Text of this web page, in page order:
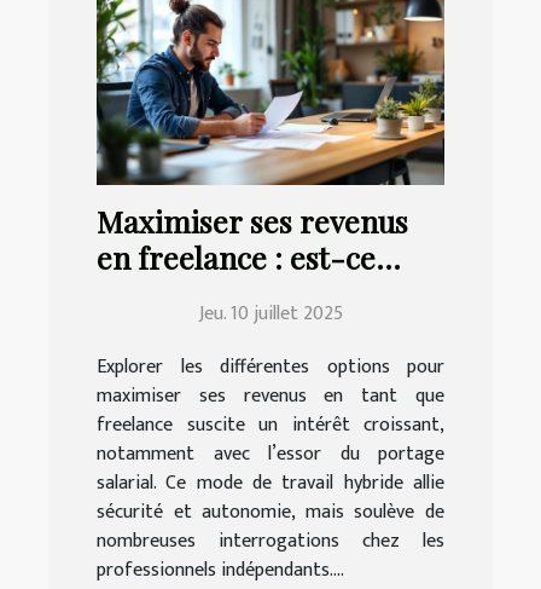
Maximiser ses revenus
en freelance : est-ce
salarial ?Jeu. 10 juillet 2025
Explorer les différentes options pour
maximiser ses revenus en tant que
freelance suscite un intérêt croissant,
notamment avec l’essor du portage
salarial. Ce mode de travail hybride allie
sécurité et autonomie, mais soulève de
nombreuses interrogations chez les
professionnels indépendants....